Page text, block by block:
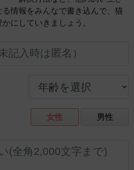
情報をみんなで書き込んで、猫
にしていきましょう。
女性 男性